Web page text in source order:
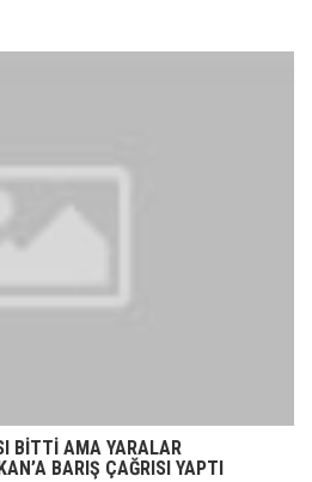
BİTTİ AMA YARALAR
BARIŞ ÇAĞRISI YAPTI